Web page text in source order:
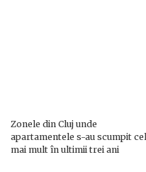
Zonele din Cluj unde
apartamentele s-au scumpit cel
mai mult în ultimii trei ani